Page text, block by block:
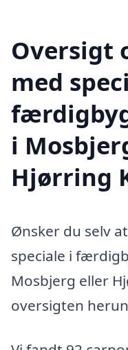
Oversigt
med
i
Hjørring
Ønsker du selv
speciale i
Mosbjerg eller
oversigten